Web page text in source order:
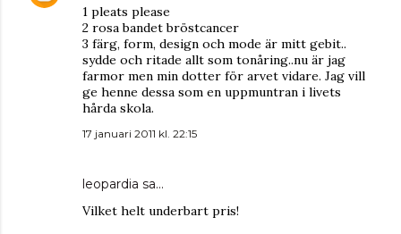
1 pleats please
2 rosa bandet bröstcancer
3 färg, form, design och mode är mitt gebit..
sydde och ritade allt som tonåring..nu är jag
farmor men min dotter för arvet vidare. Jag vill
ge henne dessa som en uppmuntran i livets
hårda skola.
17 januari 2011 kl. 22:15
leopardia sa…
Vilket helt underbart pris!